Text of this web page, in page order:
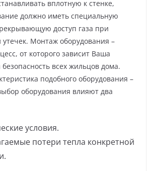
вплотную к стенке,
должно иметь специальную
доступ газа при
утечек. Монтаж оборудования –
от которого зависит Ваша
безопасность всех жильцов дома.
подобного оборудования –
оборудования влияют два
условия.
потери тепла конкретной